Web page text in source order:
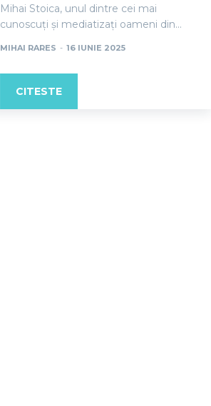
Mihai Stoica, unul dintre cei mai
cunoscuți și mediatizați oameni din...
MIHAI RARES - 16 IUNIE 2025
CITESTE